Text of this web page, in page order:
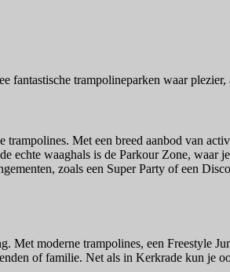
trampolineparken waar plezier,
Met een breed aanbod van
waaghals is de Parkour Zone, waar
zoals een Super Party of een
moderne trampolines, een Freestyle
of familie. Net als in Kerkrade kun je